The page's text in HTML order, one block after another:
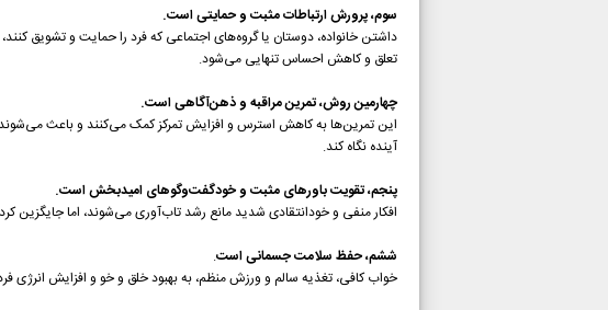
سوم، پرورش ارتباطات مثبت و حمایتی است.
داشتن خانواده، دوستان یا گروه‌های اجتماعی که فرد را حمایت و تشویق
تعلق و کاهش احساس تنهایی می‌شود.
چهارمین روش، تمرین مراقبه و ذهن‌آگاهی است.
این تمرین‌ها به کاهش استرس و افزایش تمرکز کمک می‌کنند و باعث می‌شوند
آینده نگاه کند.
پنجم، تقویت باورهای مثبت و خودگفت‌وگوهای امیدبخش است.
افکار منفی و خودانتقادی شدید مانع رشد تاب‌آوری می‌شوند، اما
ششم، حفظ سلامت جسمانی است.
خواب کافی، تغذیه سالم و ورزش منظم، به بهبود خلق و خو و افزایش انرژی